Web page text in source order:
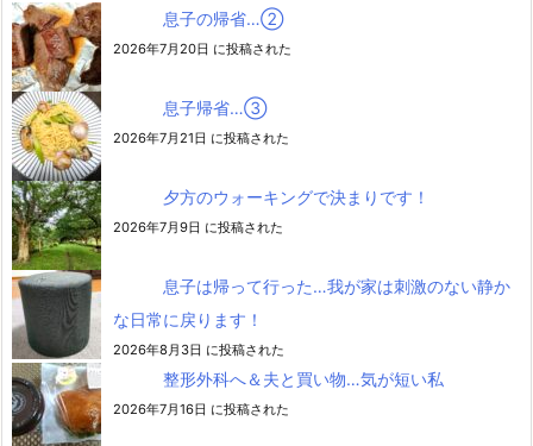
息子の帰省…②
2026年7月20日 に投稿された
息子帰省…③
2026年7月21日 に投稿された
夕方のウォーキングで決まりです！
2026年7月9日 に投稿された
息子は帰って行った…我が家は刺激のない静か
な日常に戻ります！
2026年8月3日 に投稿された
整形外科へ＆夫と買い物…気が短い私
2026年7月16日 に投稿された